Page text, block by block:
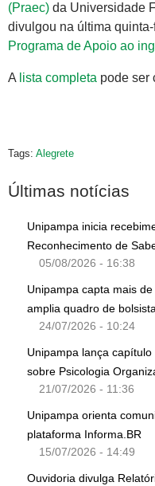
(Praec) da Universidade
divulgou na última
Programa de Apoio ao
A lista completa pode ser
Tags: Alegrete
Últimas notícias
Unipampa inicia
Reconhecimento de
05/08/2026 - 16:38
Unipampa capta mais
amplia quadro de
24/07/2026 - 10:24
Unipampa lança
sobre Psicologia
21/07/2026 - 11:36
Unipampa orienta
plataforma Informa.BR
15/07/2026 - 14:49
Ouvidoria divulga